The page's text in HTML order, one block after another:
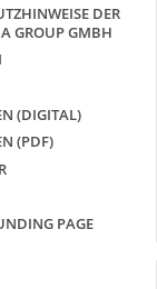
DER
GROUP GMBH
(DIGITAL)
(PDF)
PAGE